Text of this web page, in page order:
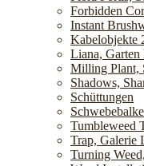
Forbidden
Instant
Kabelobjekte
Liana, Garten
Milling Plant,
Shadows,
Schüttungen
Tumbleweed
Trap, Galerie
Turning